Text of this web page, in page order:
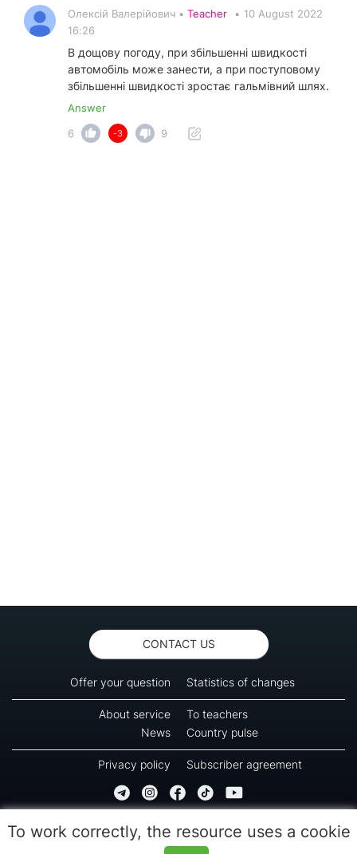
Олексій Валерійович • Teacher • 10 August 2022
16:26
В дощову погоду, при збільшенні швидкості
автомобіль може занести, а при поступовому
збільшенні швидкості зростає гальмівний шлях.
Answer
6
-3 9
CONTACT US
Offer your question Statistics of changes
About service
To teachers
News
Country pulse
Privacy policy Subscriber agreement
All rights reserved. No part of information from this page can be copied, reprinted or
To work correctly, the resource uses a cookie